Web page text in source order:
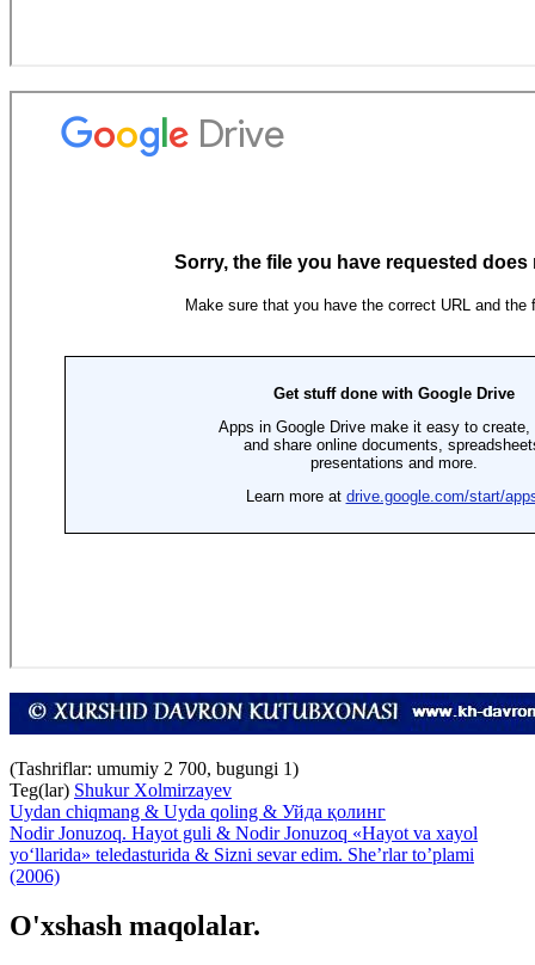
(Tashriflar: umumiy 2 700, bugungi 1)
Teg(lar) Shukur Xolmirzayev
Uydan chiqmang & Uyda qoling & Уйда қолинг
Nodir Jonuzoq. Hayot guli & Nodir Jonuzoq «Hayot va xayol
yo‘llarida» teledasturida & Sizni sevar edim. She’rlar to’plami
(2006)
O'xshash maqolalar.